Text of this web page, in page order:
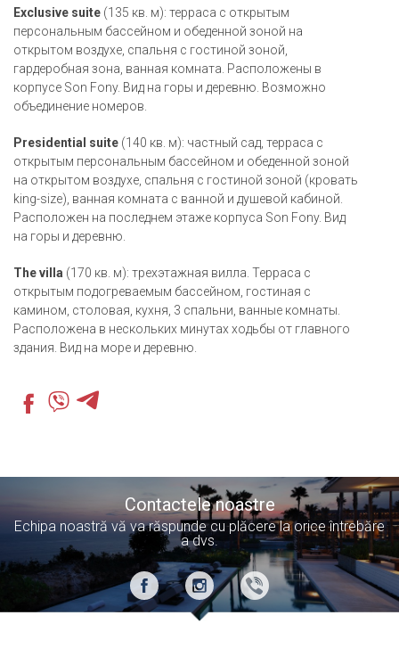
Exclusive suite (135 кв. м): терраса с открытым
персональным бассейном и обеденной зоной на
открытом воздухе, спальня с гостиной зоной,
гардеробная зона, ванная комната. Расположены в
корпусе Son Fony. Вид на горы и деревню. Возможно
объединение номеров.
Presidential suite (140 кв. м): частный сад, терраса с
открытым персональным бассейном и обеденной зоной
на открытом воздухе, спальня с гостиной зоной (кровать
king-size), ванная комната с ванной и душевой кабиной.
Расположен на последнем этаже корпуса Son Fony. Вид
на горы и деревню.
The villa (170 кв. м): трехэтажная вилла. Терраса с
открытым подогреваемым бассейном, гостиная с
камином, столовая, кухня, 3 спальни, ванные комнаты.
Расположена в нескольких минутах ходьбы от главного
здания. Вид на море и деревню.
Contactele noastre
Echipa noastră vă va răspunde cu plăcere la orice întrebăre
a dvs.